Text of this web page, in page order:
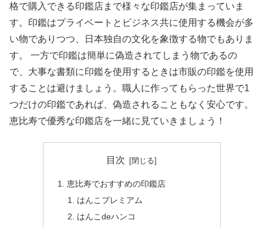
格で購入できる印鑑店まで様々な印鑑店が集まっていま
す。印鑑はプライベートとビジネス共に使用する機会が多
い物でありつつ、日本独自の文化を象徴する物でもありま
す。 一方で印鑑は簡単に偽造されてしまう物であるの
で、大事な書類に印鑑を使用するときは市販の印鑑を使用
することは避けましょう。職人に作ってもらった世界で1
つだけの印鑑であれば、偽造されることもなく安心です。
恵比寿で優秀な印鑑店を一緒に見ていきましょう！
目次
恵比寿でおすすめの印鑑店
はんこプレミアム
はんこdeハンコ